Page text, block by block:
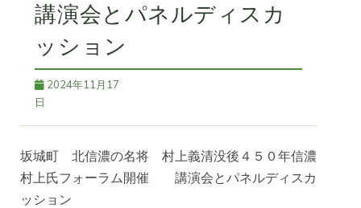
講演会とパネルディスカ
ッション
2024年11月17
日
坂城町 北信濃の名将 村上義清没後４５０年信濃
村上氏フォーラム開催 講演会とパネルディスカ
ッション